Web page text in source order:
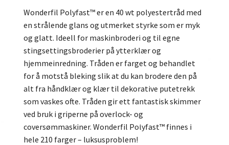
Wonderfil Polyfast™ er en 40 wt polyestertråd med
en strålende glans og utmerket styrke som er myk
og glatt. Ideell for maskinbroderi og til egne
stingsettingsbroderier på ytterklær og
hjemmeinredning. Tråden er farget og behandlet
for å motstå bleking slik at du kan brodere den på
alt fra håndklær og klær til dekorative putetrekk
som vaskes ofte. Tråden gir ett fantastisk skimmer
ved bruk i griperne på overlock- og
coversømmaskiner. Wonderfil Polyfast™ finnes i
hele 210 farger – luksusproblem!